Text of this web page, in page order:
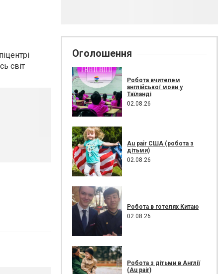
світ
Оголошення
Робота вчителем
англійської мови у
Таїланді
02.08.26
Au pair США (робота з
дітьми)
02.08.26
Робота в готелях Китаю
02.08.26
Робота з дітьми в Англії
(Au pair)